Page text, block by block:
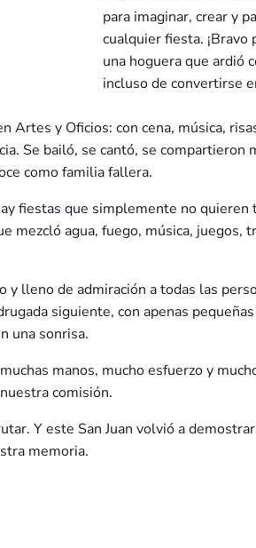
para imaginar, crear y
cualquier fiesta. ¡Bravo
una hoguera que ardió
incluso de convertirse
y Oficios: con cena, música,
Se bailó, se cantó, se
como familia fallera.
fiestas que simplemente no
mezcló agua, fuego, música,
lleno de admiración a todas las
siguiente, con apenas
una sonrisa.
manos, mucho esfuerzo y
comisión.
Y este San Juan volvió a
memoria.